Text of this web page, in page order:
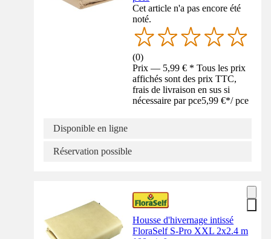
Cet article n'a pas encore été
noté.
(0)
Prix — 5,99 € * Tous les prix
affichés sont des prix TTC,
frais de livraison en sus si
nécessaire par pce5,99 €*/ pce
Disponible en ligne
Réservation possible
Housse d'hivernage intissé
FloraSelf S-Pro XXL 2x2.4 m